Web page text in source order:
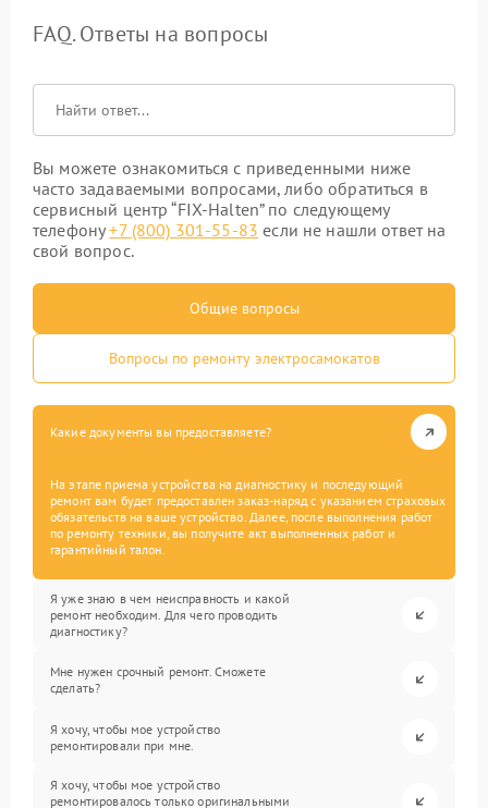
FAQ. Ответы на вопросы
Вы можете ознакомиться с приведенными ниже
часто задаваемыми вопросами, либо обратиться в
сервисный центр “FIX-Halten” по следующему
телефону+7 (800) 301-55-83 если не нашли ответ на
свой вопрос.
Общие вопросы
Вопросы по ремонту электросамокатов
Какие документы вы предоставляете?
На этапе приема устройства на диагностику и последующий
ремонт вам будет предоставлен заказ-наряд с указанием страховых
обязательств на ваше устройство. Далее, после выполнения работ
по ремонту техники, вы получите акт выполненных работ и
гарантийный талон.
Я уже знаю в чем неисправность и какой
ремонт необходим. Для чего проводить
диагностику?
Мне нужен срочный ремонт. Сможете
сделать?
Я хочу, чтобы мое устройство
ремонтировали при мне.
Я хочу, чтобы мое устройство
ремонтировалось только оригинальными